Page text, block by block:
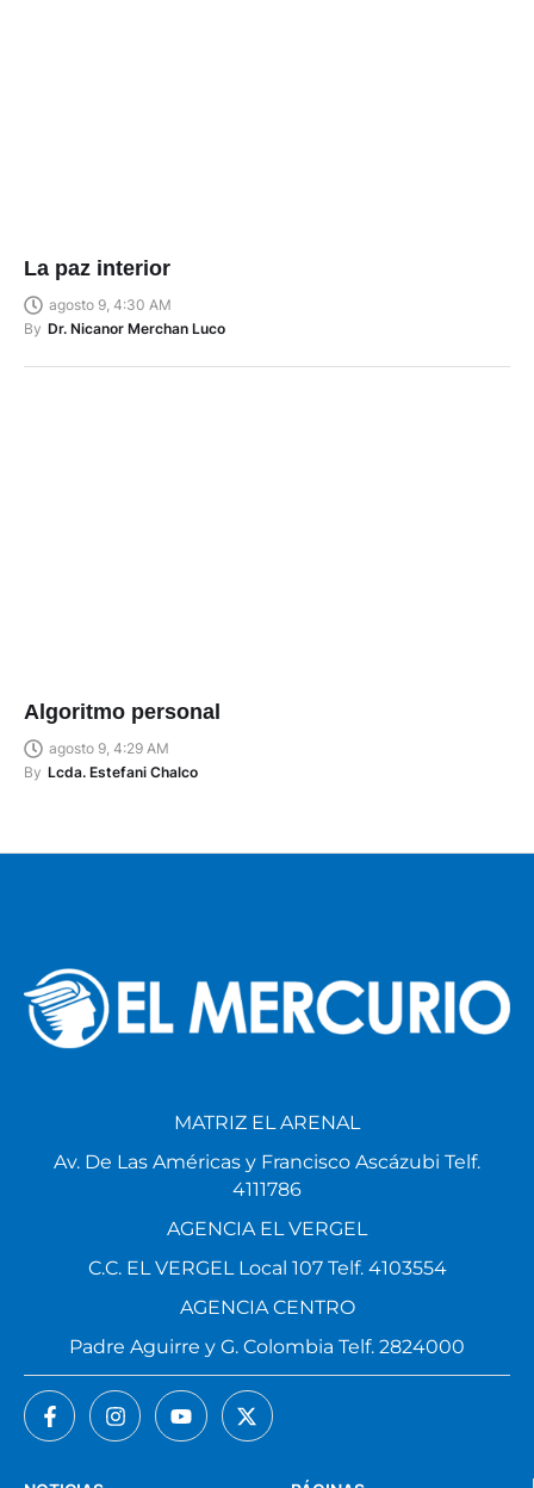
La paz interior
agosto 9, 4:30 AM
By Dr. Nicanor Merchan Luco
Algoritmo personal
agosto 9, 4:29 AM
By Lcda. Estefani Chalco
MATRIZ EL ARENAL
Av. De Las Américas y Francisco Ascázubi Telf.
4111786
AGENCIA EL VERGEL
C.C. EL VERGEL Local 107 Telf. 4103554
AGENCIA CENTRO
Padre Aguirre y G. Colombia Telf. 2824000